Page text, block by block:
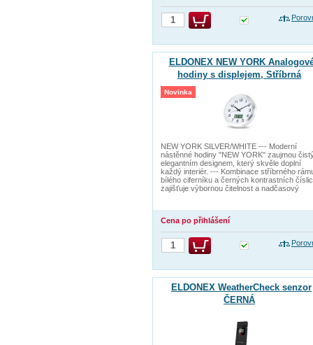
ELDONEX NEW YORK
hodiny s displejem, Stříbrná
NEW YORK SILVER/WHITE --- Moderní
nástěnné hodiny "NEW YORK" zaujmou
elegantním designem, který skvěle doplní
každý interiér. --- Kombinace stříbrného
bílého ciferníku a černých kontrastních číslic
zajišťuje výbornou čitelnost a nadčasový
Cena po přihlášení
Novinka
ELDONEX WeatherCheck senzor
ČERNÁ